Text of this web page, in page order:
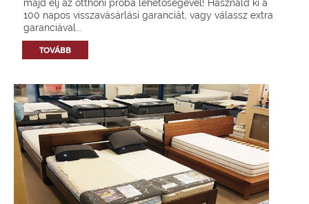
majd élj az otthoni próba lehetőségével! Használd ki a
100 napos visszavásárlási garanciát, vagy válassz extra
garanciával...
TOVÁBB